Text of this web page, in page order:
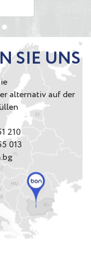
SIE UNS
alternativ auf der
210
013